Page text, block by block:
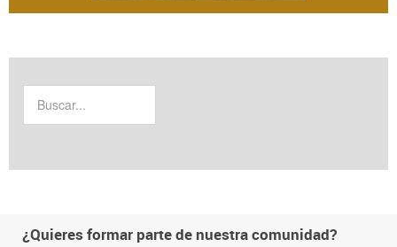
¿Quieres formar parte de nuestra comunidad?